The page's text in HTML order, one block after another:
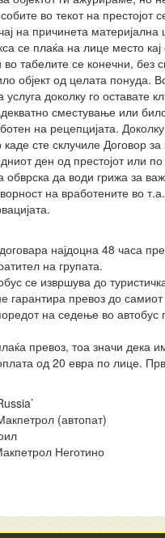
во текот на
на причинета
се плаќа на лице место
во табелите се конечни,
објект од целата
услуга доколку го оставате
сместување или
на рецепцијата.
каде сте склучиле Договор
ден од престојот или
обврска да води грижа за
на вработените во
најдоцна 48 часа
на групата.
се извршува до
гарантира превоз до
на седење во
превоз, тоа значи
од 20 евра по лице.
(автопат)
Неготино